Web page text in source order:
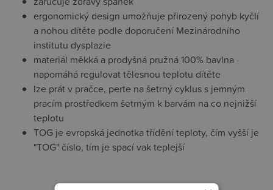
ergonomický design umožňuje přirozený pohyb kyčlí
a nohou dítěte podle doporučení Mezinárodního
institutu dysplazie
materiál měkká a prodyšná pružná 100% bavlna -
napomáhá regulovat tělesnou teplotu dítěte
lze prát v pračce, perte na šetrný cyklus s jemným
pracím prostředkem šetrným k barvám na co nejnižší
teplotu
TOG je evropská jednotka třídění teploty, čím vyšší je
"TOG" číslo, tím je spací vak teplejší